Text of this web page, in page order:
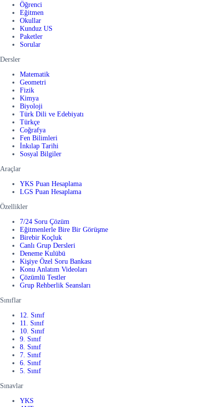
Öğrenci
Eğitmen
Okullar
Kunduz US
Paketler
Sorular
Dersler
Matematik
Geometri
Fizik
Kimya
Biyoloji
Türk Dili ve Edebiyatı
Türkçe
Coğrafya
Fen Bilimleri
İnkılap Tarihi
Sosyal Bilgiler
Araçlar
YKS Puan Hesaplama
LGS Puan Hesaplama
Özellikler
7/24 Soru Çözüm
Eğitmenlerle Bire Bir Görüşme
Birebir Koçluk
Canlı Grup Dersleri
Deneme Kulübü
Kişiye Özel Soru Bankası
Konu Anlatım Videoları
Çözümlü Testler
Grup Rehberlik Seansları
Sınıflar
12. Sınıf
11. Sınıf
10. Sınıf
9. Sınıf
8. Sınıf
7. Sınıf
6. Sınıf
5. Sınıf
Sınavlar
YKS